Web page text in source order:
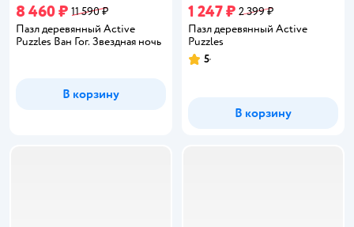
8 460 ₽ 11 590 ₽
Пазл деревянный Active
Puzzles Ван Гог. Звездная ночь
В корзину
1 247 ₽ 2 399 ₽
Пазл деревянный Active
Puzzles
Рейтинг:
5
В корзину